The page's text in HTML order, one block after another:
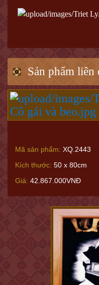
Sản phẩm liên
Mã sản phẩm: XQ.2443
Kích thước: 50 x 80cm
Giá: 42.867.000VNĐ